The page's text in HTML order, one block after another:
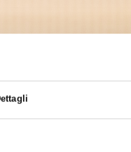
avvolgente e